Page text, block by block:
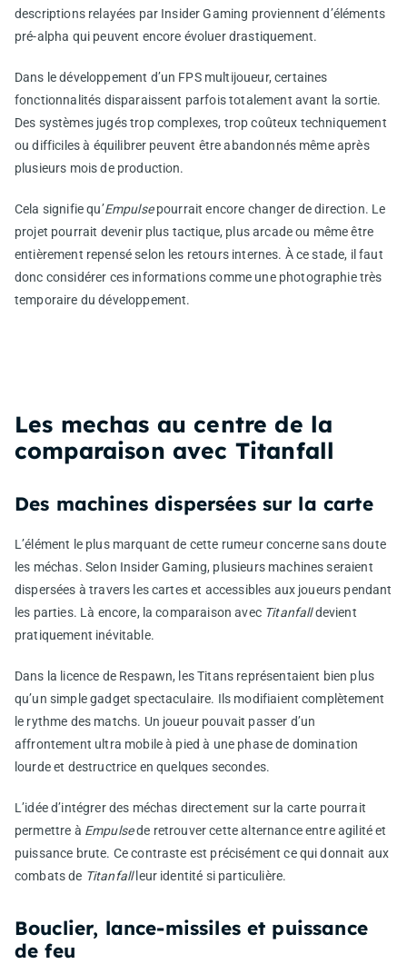
descriptions relayées par Insider Gaming proviennent d’éléments
pré-alpha qui peuvent encore évoluer drastiquement.
Dans le développement d’un FPS multijoueur, certaines
fonctionnalités disparaissent parfois totalement avant la sortie.
Des systèmes jugés trop complexes, trop coûteux techniquement
ou difficiles à équilibrer peuvent être abandonnés même après
plusieurs mois de production.
Cela signifie qu’Empulsepourrait encore changer de direction. Le
projet pourrait devenir plus tactique, plus arcade ou même être
entièrement repensé selon les retours internes. À ce stade, il faut
donc considérer ces informations comme une photographie très
temporaire du développement.
Les mechas au centre de la
comparaison avec Titanfall
Des machines dispersées sur la carte
L’élément le plus marquant de cette rumeur concerne sans doute
les méchas. Selon Insider Gaming, plusieurs machines seraient
dispersées à travers les cartes et accessibles aux joueurs pendant
les parties. Là encore, la comparaison avec Titanfalldevient
pratiquement inévitable.
Dans la licence de Respawn, les Titans représentaient bien plus
qu’un simple gadget spectaculaire. Ils modifiaient complètement
le rythme des matchs. Un joueur pouvait passer d’un
affrontement ultra mobile à pied à une phase de domination
lourde et destructrice en quelques secondes.
L’idée d’intégrer des méchas directement sur la carte pourrait
permettre à Empulsede retrouver cette alternance entre agilité et
puissance brute. Ce contraste est précisément ce qui donnait aux
combats de Titanfallleur identité si particulière.
Bouclier, lance-missiles et puissance
de feu